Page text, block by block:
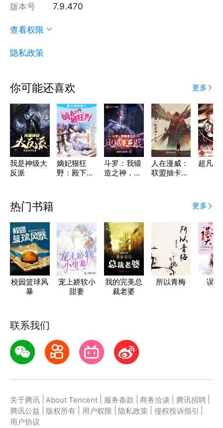
版本号 7.9.470
查看权限
隐私政策
你可能还喜欢 更多
我是神级大
反派
嫡妃狠狂
野：殿下休
斗罗：我锻
造之神，比
人在漫威：
联盟抽卡大
超凡学
热门书籍 更多
校园篮球风
暴
宠上娇软小
甜妻
我的完美总
裁老婆
所以青梅 误
联系我们
关于腾讯 About Tencent 服务条款 商务洽谈 腾讯招聘
腾讯公益
版权所有 用户权限 隐私政策 侵权投诉指引
用户协议